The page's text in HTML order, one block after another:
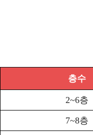
층수
2~6층
7~8층